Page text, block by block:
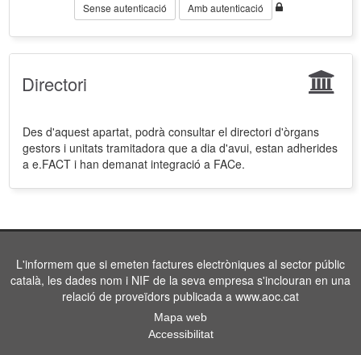
Sense autenticació Amb autenticació
Directori
Des d'aquest apartat, podrà consultar el directori d'òrgans
gestors i unitats tramitadora que a dia d'avui, estan adherides
a e.FACT i han demanat integració a FACe.
L'informem que si emeten factures electròniques al sector públic
català, les dades nom i NIF de la seva empresa s'inclouran en una
relació de proveïdors publicada a www.aoc.cat
Mapa web
Accessibilitat